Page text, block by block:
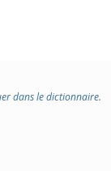
dans le dictionnaire.